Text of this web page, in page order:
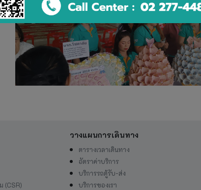
(CSR)
วางแผนการเดินทาง
ตารางเวลาเดินทาง
อัตราค่าบริการ
บริการรถตู้รับ-ส่ง
บริการของเรา